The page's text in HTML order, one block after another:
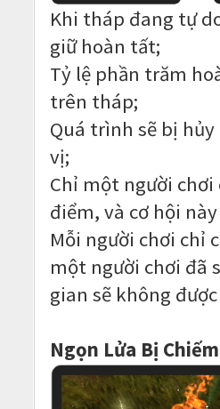
Khi tháp đang tự
giữ hoàn tất;
Tỷ lệ phần trăm
trên tháp;
Quá trình sẽ bị
vị;
Chỉ một người
điểm, và cơ hội
Mỗi người chơi chỉ
một người chơi đã
gian sẽ không
Ngọn Lửa Bị Chiếm